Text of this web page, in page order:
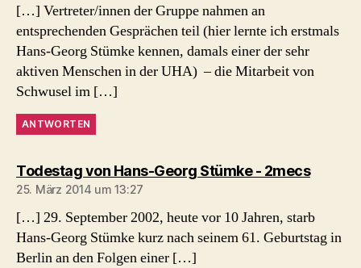
[…] Vertreter/innen der Gruppe nahmen an
entsprechenden Gesprächen teil (hier lernte ich erstmals
Hans-Georg Stümke kennen, damals einer der sehr
aktiven Menschen in der UHA) – die Mitarbeit von
Schwusel im […]
ANTWORTEN
Todestag von Hans-Georg Stümke - 2mecssagt:
25. März 2014 um 13:27
[…] 29. September 2002, heute vor 10 Jahren, starb
Hans-Georg Stümke kurz nach seinem 61. Geburtstag in
Berlin an den Folgen einer […]